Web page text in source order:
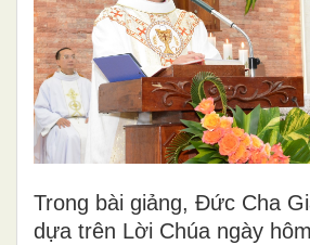
Trong bài giảng, Đức Cha
dựa trên Lời Chúa ngày